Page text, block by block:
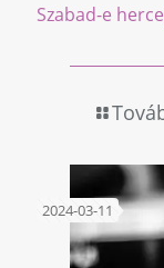
Szabad-e
2024-03-11